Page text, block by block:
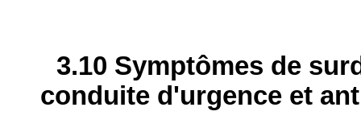
3.10 Symptômes de
conduite d'urgence et